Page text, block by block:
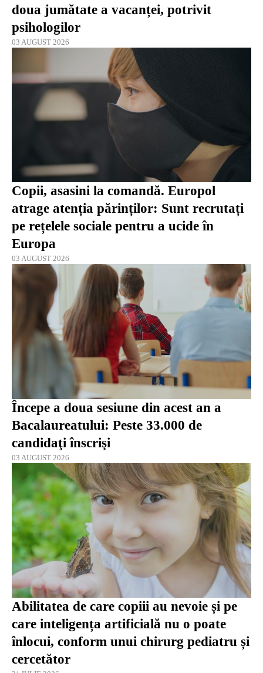
doua jumătate a vacanței, potrivit
psihologilor
03 AUGUST 2026
Copii, asasini la comandă. Europol
atrage atenția părinților: Sunt recrutați
pe rețelele sociale pentru a ucide în
Europa
03 AUGUST 2026
Începe a doua sesiune din acest an a
Bacalaureatului: Peste 33.000 de
candidaţi înscrişi
03 AUGUST 2026
Abilitatea de care copiii au nevoie și pe
care inteligența artificială nu o poate
înlocui, conform unui chirurg pediatru și
cercetător